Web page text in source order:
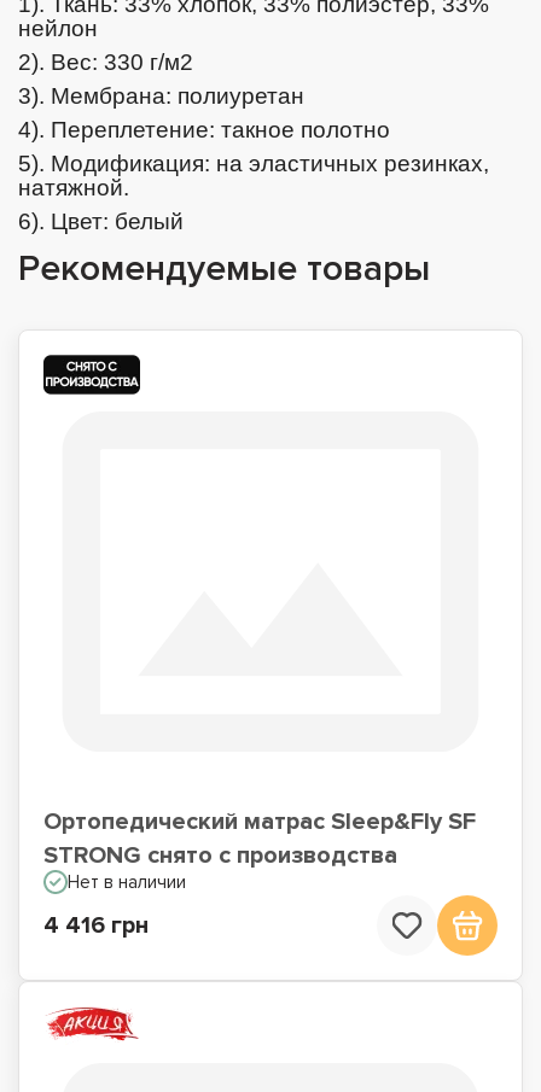
нейлон
2). Вес: 330 г/м2
3). Мембрана: полиуретан
4). Переплетение: такное полотно
5). Модификация: на эластичных резинках,
натяжной.
6). Цвет: белый
Рекомендуемые товары
Ортопедический матрас Sleep&Fly SF
STRONG снято с производства
Нет в наличии
4 416 грн